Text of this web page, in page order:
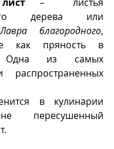
дерева или
Лавра благородного,
как пряность в
Одна из самых
распространенных
в кулинарии
пересушенный